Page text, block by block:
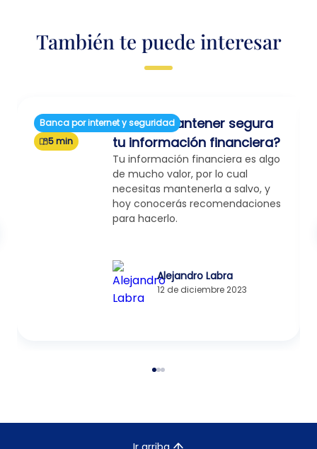
También te puede interesar
Banca por internet y seguridad
5 min
¿Cómo mantener segura
tu información financiera?
Tu información financiera es algo
de mucho valor, por lo cual
necesitas mantenerla a salvo, y
hoy conocerás recomendaciones
para hacerlo.
Alejandro Labra
12 de diciembre 2023